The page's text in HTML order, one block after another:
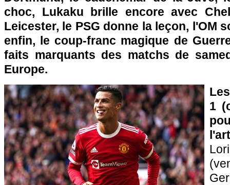
choc, Lukaku brille encore avec
Leicester, le PSG donne la leçon, l'OM
enfin, le coup-franc magique de
faits marquants des matchs de
Europe.
1